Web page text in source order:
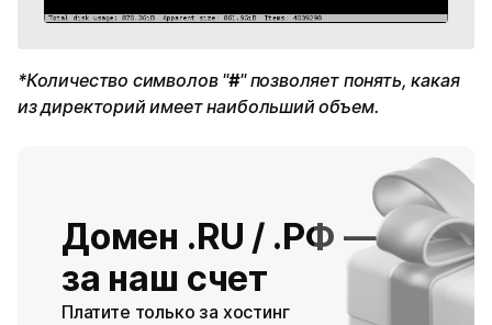
*Количество символов "#" позволяет понять, какая
из директорий имеет наибольший объем.
Домен .RU / .РФ —
за наш счет
Платите только за хостинг